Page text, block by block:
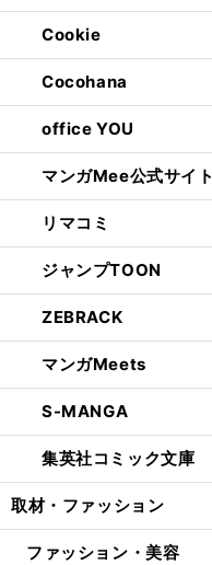
Cookie
Cocohana
office YOU
マンガMee公式サイト
リマコミ
ジャンプTOON
ZEBRACK
マンガMeets
S-MANGA
集英社コミック文庫
取材・ファッション
ファッション・美容